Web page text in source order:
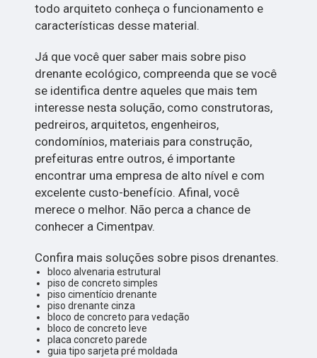
todo arquiteto conheça o funcionamento e
características desse material.
Já que você quer saber mais sobre piso
drenante ecológico, compreenda que se você
se identifica dentre aqueles que mais tem
interesse nesta solução, como construtoras,
pedreiros, arquitetos, engenheiros,
condomínios, materiais para construção,
prefeituras entre outros, é importante
encontrar uma empresa de alto nível e com
excelente custo-benefício. Afinal, você
merece o melhor. Não perca a chance de
conhecer a Cimentpav.
Confira mais soluções sobre pisos drenantes.
bloco alvenaria estrutural
piso de concreto simples
piso cimentício drenante
piso drenante cinza
bloco de concreto para vedação
bloco de concreto leve
placa concreto parede
guia tipo sarjeta pré moldada